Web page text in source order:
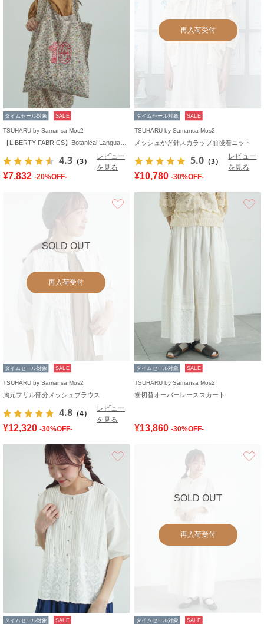
タイムセール対象 SALE
TSUHARU by Samansa Mos2
4.3 （3）
レビュー
を見る
¥7,832 -20%OFF-
再入荷受付
タイムセール対象 SALE
TSUHARU by Samansa Mos2
メッシュかぎ針スカラップ前後着ニット
5.0 （3）
レビュー
を見る
¥10,780 -30%OFF-
SOLD OUT
再入荷受付
お気に入り
タイムセール対象 SALE
TSUHARU by Samansa Mos2
胸元フリル部分メッシュブラウス
4.8 （4）
レビュー
を見る
¥12,320 -30%OFF-
タイムセール対象 SALE
TSUHARU by Samansa Mos2
裾切替オーバーレーススカート
¥13,860 -30%OFF-
タイムセール対象 SALE
SOLD OUT
再入荷受付
タイムセール対象 SALE